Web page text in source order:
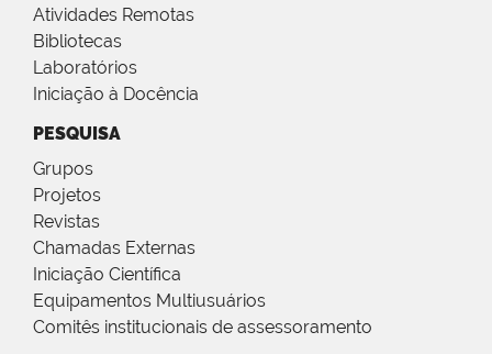
Atividades Remotas
Bibliotecas
Laboratórios
Iniciação à Docência
PESQUISA
Grupos
Projetos
Revistas
Chamadas Externas
Iniciação Científica
Equipamentos Multiusuários
Comitês institucionais de assessoramento